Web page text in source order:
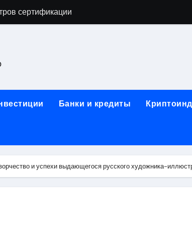
бра в виде факела с эффектом старины
и электрооборудование для ногтевого
работы на объектах культурного наследия
одежды: джемперы, брюки, куртки
от проектной документации до
Банки и кредиты
и успехи выдающегося русского художника-